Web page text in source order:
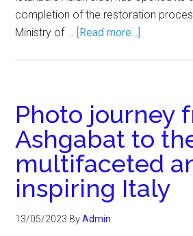
completion of the restoration
Ministry of … [Read more...]
Photo journey
Ashgabat to
multifaceted
inspiring Italy
13/05/2023 ByAdmin